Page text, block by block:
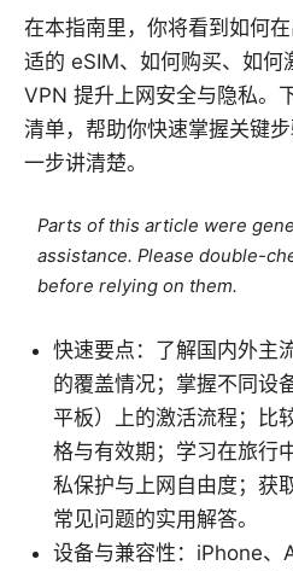
在本指南里，你将看到如何
适的 eSIM、如何购买、如何
VPN 提升上网安全与隐私。
清单，帮助你快速掌握关键
一步讲清楚。
Parts of this article were
assistance. Please double-
before relying on them.
快速要点：了解国内外主
的覆盖情况；掌握不同设
平板）上的激活流程；比
格与有效期；学习在旅行
私保护与上网自由度；获
常见问题的实用解答。
设备与兼容性：iPhone